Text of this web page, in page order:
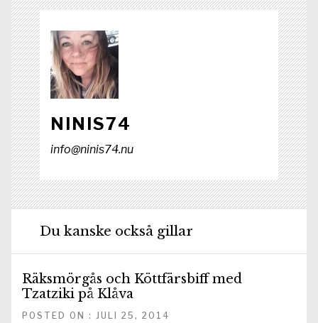
NINIS74
info@ninis74.nu
Du kanske också gillar
Räksmörgås och Köttfärsbiff med
Tzatziki på Klåva
POSTED ON : JULI 25, 2014